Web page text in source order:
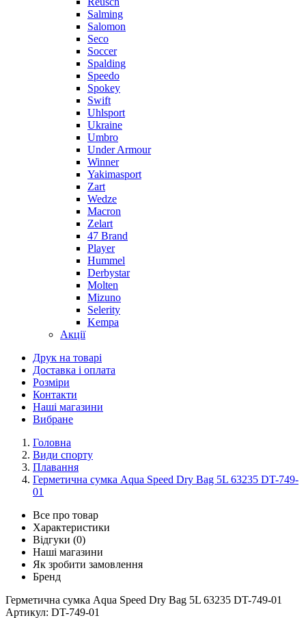
Salming
Salomon
Seco
Soccer
Spalding
Speedo
Spokey
Swift
Uhlsport
Ukraine
Umbro
Under Armour
Winner
Yakimasport
Zart
Wedze
Macron
Zelart
47 Brand
Player
Hummel
Derbystar
Molten
Mizuno
Selerity
Kempa
Акції
Друк на товарі
Доставка і оплата
Розміри
Контакти
Наші магазини
Вибране
Головна
Види спорту
Плавання
Герметична сумка Aqua Speed Dry Bag 5L 63235 DT-749-
01
Все про товар
Характеристики
Відгуки (0)
Наші магазини
Як зробити замовлення
Бренд
Герметична сумка Aqua Speed Dry Bag 5L 63235 DT-749-01
Артикул: DT-749-01